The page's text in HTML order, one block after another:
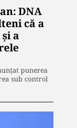
DNA
că a
a
punerea
sub control